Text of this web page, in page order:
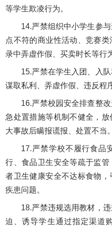
等学生欺凌行为。
14.严禁组织中小学生参
点不符的商业性活动、竞赛
录中弄虚作假、买卖时长等行
15.严禁在学生入团、入
谋取私利、弄虚作假、违反程
16.严禁校园安全排查整
急处置措施等机制不健全，
大事故后瞒报谎报、处置不当。
17.严禁学校不履行食品
行、食品卫生安全等疏于监
者卫生健康安全不达标食物
疾患问题。
18.严禁违规选用教材，
迫、诱导学生通过指定渠道